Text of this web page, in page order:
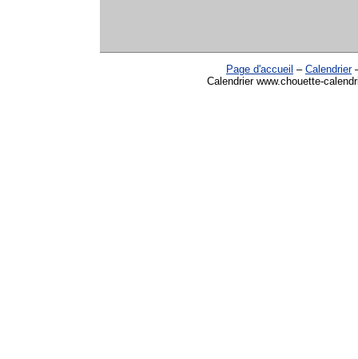
Page d'accueil – Calendrier
Calendrier www.chouette-